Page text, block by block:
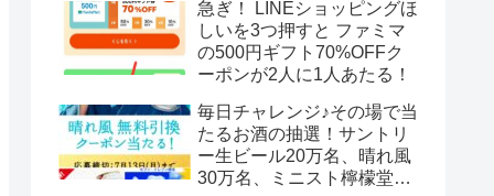
急ぎ！ LINEショッピングほ
しいを3つ押すと ファミマ
の500円ギフト70%OFFク
ーポンが2人に1人あたる！
毎日チャレンジ♪その場で当
たるお酒の抽選！サントリ
ー生ビール20万名、晴れ風
30万名、ミニスト檸檬堂2